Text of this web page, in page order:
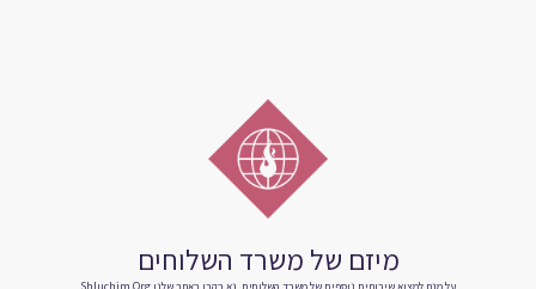
מיזם של משרד השלוחים